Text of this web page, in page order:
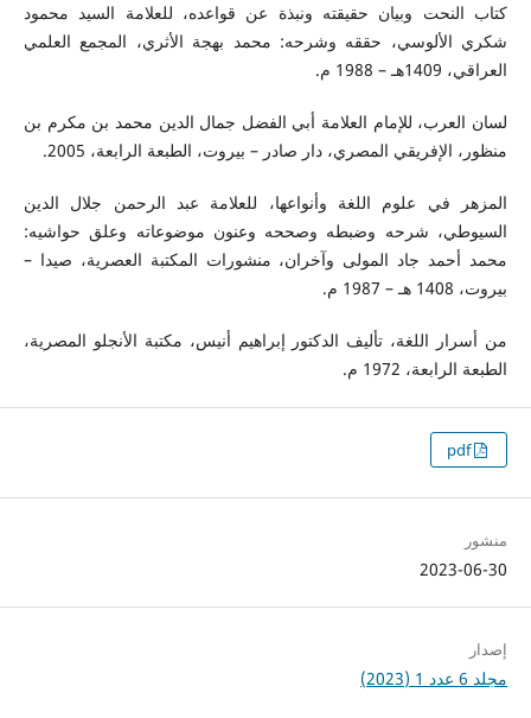
كتاب النحت وبيان حقيقته ونبذة عن قواعده، للعلامة السيد محمود
شكري الألوسي، حققه وشرحه: محمد بهجة الأثري، المجمع العلمي
العراقي، 1409هـ – 1988 م.
لسان العرب، للإمام العلامة أبي الفضل جمال الدين محمد بن مكرم بن
منظور، الإفريقي المصري، دار صادر – بيروت، الطبعة الرابعة، 2005.
المزهر في علوم اللغة وأنواعها، للعلامة عبد الرحمن جلال الدين
السيوطي، شرحه وضبطه وصححه وعنون موضوعاته وعلق حواشيه:
محمد أحمد جاد المولى وآخران، منشورات المكتبة العصرية، صيدا –
بيروت، 1408 هـ – 1987 م.
من أسرار اللغة، تأليف الدكتور إبراهيم أنيس، مكتبة الأنجلو المصرية،
الطبعة الرابعة، 1972 م.
pdf
منشور
2023-06-30
إصدار
مجلد 6 عدد 1 (2023)